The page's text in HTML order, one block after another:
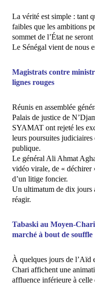
La vérité est simple : tant
faibles que les ambitions
sommet de l’État ne
Le Sénégal vient de nous
Magistrats contre
lignes rouges
Réunis en assemblée
Palais de justice de
SYAMAT ont rejeté les
leurs poursuites
publique.
Le général Ali Ahmat
vidéo virale, de « déchirer
d’un litige foncier.
Un ultimatum de dix jours
réagir.
Tabaski au Moyen-
marché à bout de souffle
À quelques jours de l’Aïd
Chari affichent une
affluence inférieure à celle